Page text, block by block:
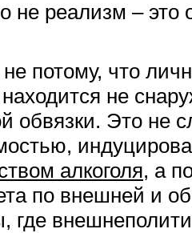
не реализм – это
потому, что
не
обвязки. Это не
алкоголя, а
по внешней и
где